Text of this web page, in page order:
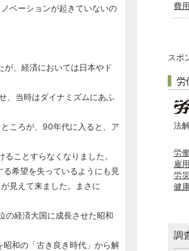
ベーションが起きていないの
、経済においては日本やド
、当時はダイナミズムにあふ
ころが、90年代に入ると、ア
ことすらなくなりました。
希望を失っているようにも見
来ました。まさに
の経済大国に成長させた昭和
和の「古き良き時代」から解
費
スポ
労
法
労
雇
労
健
調